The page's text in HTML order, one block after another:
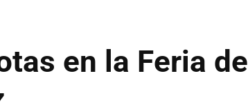
en la Feria de